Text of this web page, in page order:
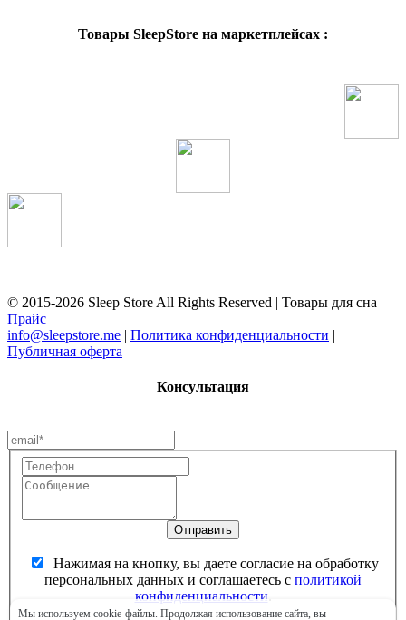
Товары SleepStore на маркетплейсах :
© 2015-2026 Sleep Store All Rights Reserved | Товары для сна
Прайс
info@sleepstore.me | Политика конфиденциальности |
Публичная оферта
Консультация
Нажимая на кнопку, вы даете согласие на обработку
персональных данных и соглашаетесь c политикой
конфиденциальности
Мы используем cookie-файлы. Продолжая использование сайта, вы